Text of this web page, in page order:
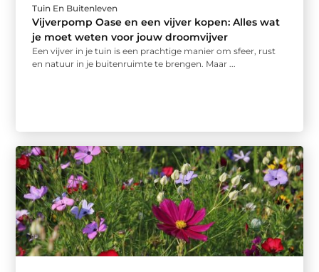
Tuin En Buitenleven
Vijverpomp Oase en een vijver kopen: Alles wat
je moet weten voor jouw droomvijver
Een vijver in je tuin is een prachtige manier om sfeer, rust
en natuur in je buitenruimte te brengen. Maar ...